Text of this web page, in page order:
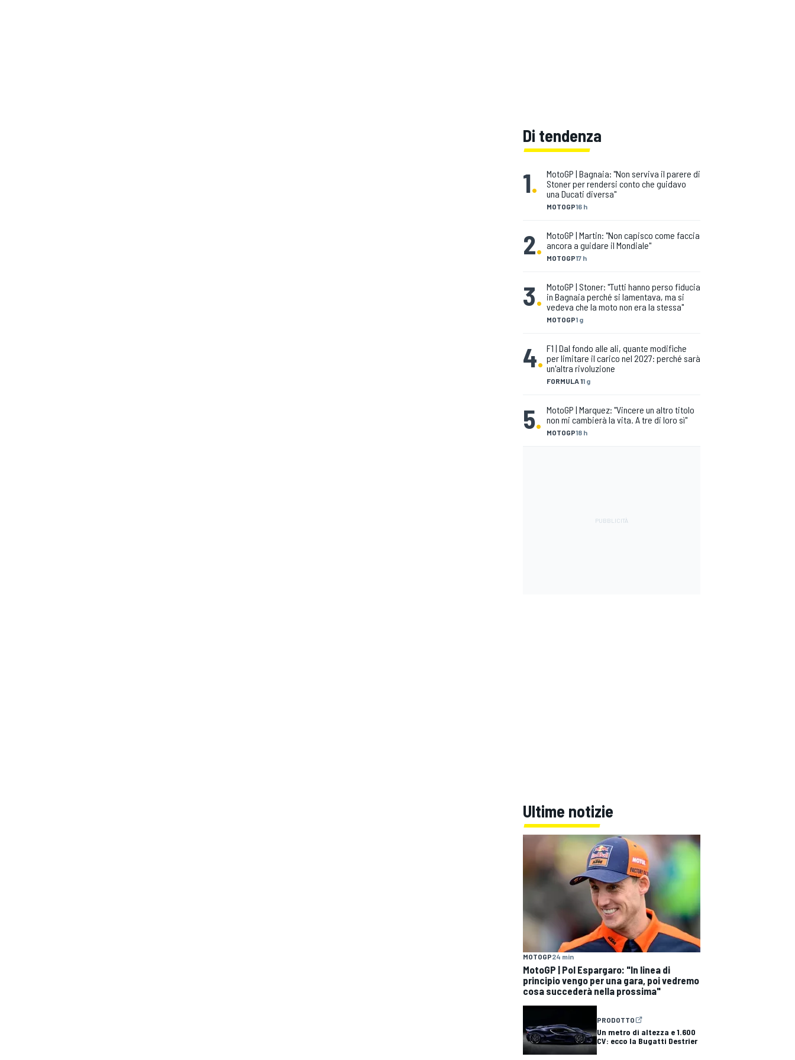
Di tendenza
1.
MOTOGP16 h
MotoGP | Bagnaia: "Non serviva il parere di
Stoner per rendersi conto che guidavo
una Ducati diversa"
2. MOTOGP17 h
MotoGP | Martin: "Non capisco come faccia
ancora a guidare il Mondiale"
3.
MOTOGP1 g
MotoGP | Stoner: "Tutti hanno perso fiducia
in Bagnaia perché si lamentava, ma si
vedeva che la moto non era la stessa"
4.
FORMULA 11 g
F1 | Dal fondo alle ali, quante modifiche
per limitare il carico nel 2027: perché sarà
un'altra rivoluzione
5. MOTOGP18 h
MotoGP | Marquez: "Vincere un altro titolo
non mi cambierà la vita. A tre di loro sì"
Ultime notizie
MOTOGP24 min
MotoGP | Pol Espargaro: "In linea di
principio vengo per una gara, poi vedremo
cosa succederà nella prossima"
PRODOTTO
Un metro di altezza e 1.600
CV: ecco la Bugatti Destrier